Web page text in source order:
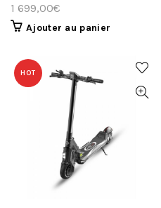
1 699,00€
Ajouter au panier
HOT